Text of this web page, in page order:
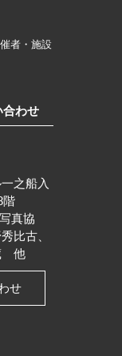
者・施設
合わせ
之船入
階
真協
比古、
他
せ